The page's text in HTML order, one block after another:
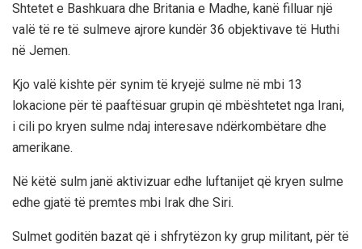
Shtetet e Bashkuara dhe Britania e Madhe, kanë filluar një
valë të re të sulmeve ajrore kundër 36 objektivave të Huthi
në Jemen.
Kjo valë kishte për synim të kryejë sulme në mbi 13
lokacione për të paaftësuar grupin që mbështetet nga Irani,
i cili po kryen sulme ndaj interesave ndërkombëtare dhe
amerikane.
Në këtë sulm janë aktivizuar edhe luftanijet që kryen sulme
edhe gjatë të premtes mbi Irak dhe Siri.
Sulmet goditën bazat që i shfrytëzon ky grup militant, për të